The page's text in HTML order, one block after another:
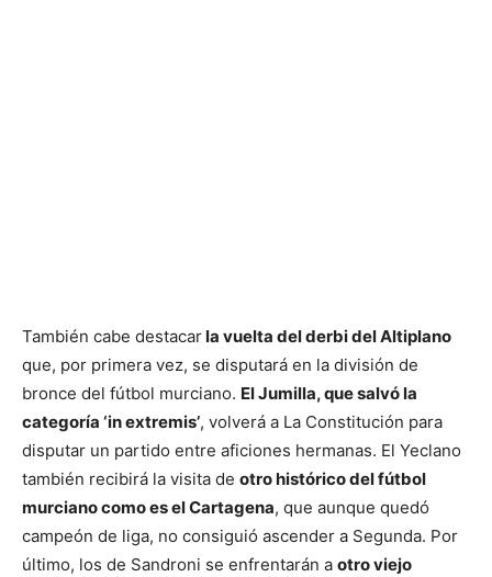
También cabe destacarla vuelta del derbi del Altiplano
que, por primera vez, se disputará en la división de
bronce del fútbol murciano. El Jumilla, que salvó la
categoría ‘in extremis’, volverá a La Constitución para
disputar un partido entre aficiones hermanas. El Yeclano
también recibirá la visita de otro histórico del fútbol
murciano como es el Cartagena, que aunque quedó
campeón de liga, no consiguió ascender a Segunda. Por
último, los de Sandroni se enfrentarán a otro viejo